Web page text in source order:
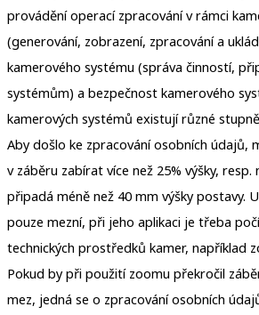
provádění operací zpracování v rámci
(generování, zobrazení, zpracování a
kamerového systému (správa činností,
systémům) a bezpečnost kamerového
kamerových systémů existují různé
Aby došlo ke zpracování osobních údajů,
v záběru zabírat více než 25% výšky,
připadá méně než 40 mm výšky postavy.
pouze mezní, při jeho aplikaci je třeba
technických prostředků kamer, například
Pokud by při použití zoomu překročil
mez, jedná se o zpracování osobních